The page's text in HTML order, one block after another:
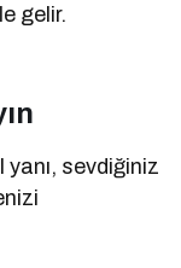
gelir.
sevdiğiniz